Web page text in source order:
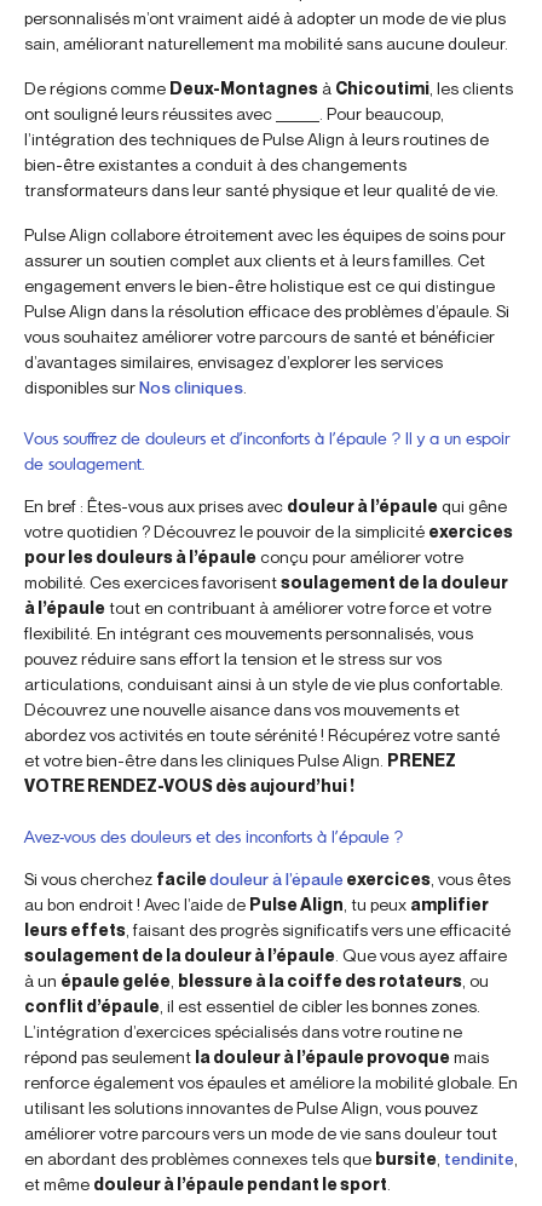
personnalisés m’ont vraiment aidé à adopter un mode de vie plus
sain, améliorant naturellement ma mobilité sans aucune douleur.
De régions comme Deux-Montagnes à Chicoutimi , les clients
ont souligné leurs réussites avec ______. Pour beaucoup,
l’intégration des techniques de Pulse Align à leurs routines de
bien-être existantes a conduit à des changements
transformateurs dans leur santé physique et leur qualité de vie.
Pulse Align collabore étroitement avec les équipes de soins pour
assurer un soutien complet aux clients et à leurs familles. Cet
engagement envers le bien-être holistique est ce qui distingue
Pulse Align dans la résolution efficace des problèmes d’épaule. Si
vous souhaitez améliorer votre parcours de santé et bénéficier
d’avantages similaires, envisagez d’explorer les services
disponibles surNos cliniques
Vous souffrez de douleurs et d’inconforts à l’épaule ? Il y a un espoir
de soulagement.
En bref : Êtes-vous aux prises avec douleur à l’épaulequi gêne
votre quotidien ? Découvrez le pouvoir de la simplicité exercices
pour les douleurs à l’épauleconçu pour améliorer votre
mobilité. Ces exercices favorisentsoulagement de la douleur
à l’épauletout en contribuant à améliorer votre force et votre
flexibilité. En intégrant ces mouvements personnalisés, vous
pouvez réduire sans effort la tension et le stress sur vos
articulations, conduisant ainsi à un style de vie plus confortable.
Découvrez une nouvelle aisance dans vos mouvements et
abordez vos activités en toute sérénité ! Récupérez votre santé
et votre bien-être dans les cliniques Pulse Align. PRENEZ
VOTRE RENDEZ-VOUS dès aujourd’hui !
Avez-vous des douleurs et des inconforts à l’épaule ?
Si vous cherchez faciledouleur à l’épaule exercices , vous êtes
au bon endroit ! Avec l’aide de Pulse Align , tu peux amplifier
leurs effets , faisant des progrès significatifs vers une efficacité
soulagement de la douleur à l’épaule . Que vous ayez affaire
à un épaule gelée blessure à la coiffe des rotateurs , ou
conflit d’épaule , il est essentiel de cibler les bonnes zones.
L’intégration d’exercices spécialisés dans votre routine ne
répond pas seulement la douleur à l’épaule provoquemais
renforce également vos épaules et améliore la mobilité globale. En
utilisant les solutions innovantes de Pulse Align, vous pouvez
améliorer votre parcours vers un mode de vie sans douleur tout
en abordant des problèmes connexes tels que bursite tendinite
et même douleur à l’épaule pendant le sport